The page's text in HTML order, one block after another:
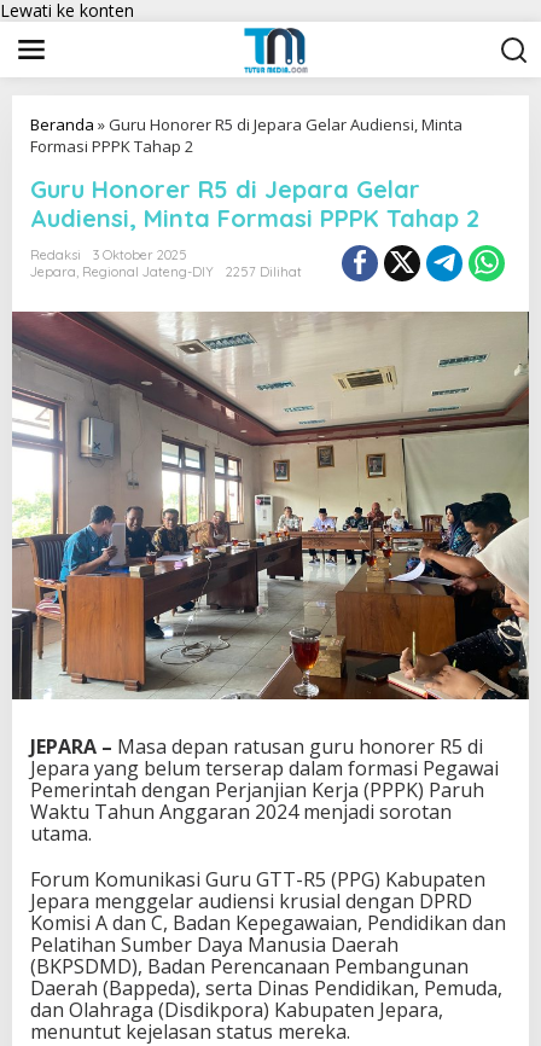
Lewati ke konten
Beranda »Guru Honorer R5 di Jepara Gelar Audiensi, Minta
Formasi PPPK Tahap 2
Guru Honorer R5 di Jepara Gelar
Audiensi, Minta Formasi PPPK Tahap 2
Redaksi
3 Oktober 2025
Jepara, Regional Jateng-DIY 2257 Dilihat
JEPARA – Masa depan ratusan guru honorer R5 di
Jepara yang belum terserap dalam formasi Pegawai
Pemerintah dengan Perjanjian Kerja (PPPK) Paruh
Waktu Tahun Anggaran 2024 menjadi sorotan
utama.
Forum Komunikasi Guru GTT-R5 (PPG) Kabupaten
Jepara menggelar audiensi krusial dengan DPRD
Komisi A dan C, Badan Kepegawaian, Pendidikan dan
Pelatihan Sumber Daya Manusia Daerah
(BKPSDMD), Badan Perencanaan Pembangunan
Daerah (Bappeda), serta Dinas Pendidikan, Pemuda,
dan Olahraga (Disdikpora) Kabupaten Jepara,
menuntut kejelasan status mereka.